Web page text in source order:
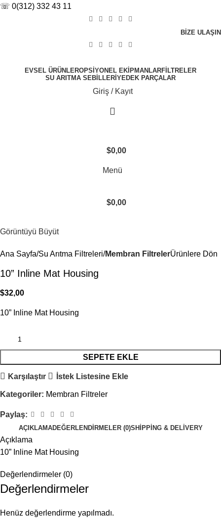
☏ 0(312) 332 43 11
BIZE ULAŞIN
EVSEL ÜRÜNLEROPSIYONEL EKIPMANLARFILTRELER
SU ARITMA SEBILLERI YEDEK PARÇALAR
Giriş / Kayıt
$0,00
Menü
$0,00
Görüntüyü Büyüt
Ana Sayfa Su Arıtma Filtreleri Membran FiltrelerÜrünlere Dön
10” Inline Mat Housing
$32,00
10” Inline Mat Housing
SEPETE EKLE
Karşılaştır İstek Listesine Ekle
Kategoriler: Membran Filtreler
Paylaş:
AÇIKLAMADEĞERLENDIRMELER (0)SHIPPING & DELIVERY
Açıklama
10” Inline Mat Housing
Değerlendirmeler (0)
Değerlendirmeler
Henüz değerlendirme yapılmadı.